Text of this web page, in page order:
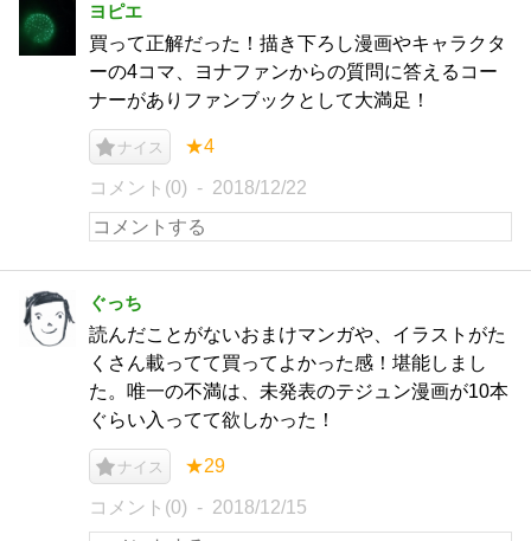
ヨピエ
買って正解だった！描き下ろし漫画やキャラクタ
ーの4コマ、ヨナファンからの質問に答えるコー
ナーがありファンブックとして大満足！
ナイス ★4
コメント(0) 2018/12/22
ぐっち
読んだことがないおまけマンガや、イラストがた
くさん載ってて買ってよかった感！堪能しまし
た。唯一の不満は、未発表のテジュン漫画が10本
ぐらい入ってて欲しかった！
ナイス ★29
コメント(0) 2018/12/15